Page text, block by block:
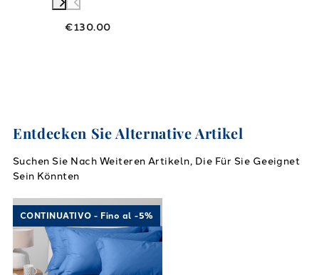
€130.00
Entdecken Sie Alternative Artikel
Suchen Sie Nach Weiteren Artikeln, Die Für Sie Geeignet
Sein Könnten
Link to "Baumwollbaumblätter in Baumwolle
CONTINUATIVO - Fino al -5%